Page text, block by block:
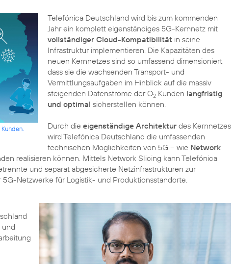
Telefónica Deutschland wird bis zum kommenden
Jahr ein komplett eigenständiges 5G-Kernnetz mit
vollständiger Cloud-Kompatibilität in seine
Infrastruktur implementieren. Die Kapazitäten des
neuen Kernnetzes sind so umfassend dimensioniert,
dass sie die wachsenden Transport- und
Vermittlungsaufgaben im Hinblick auf die massiv
steigenden Datenströme der O2Kunden langfristig
und optimal sicherstellen können.
Durch die eigenständige Architekturdes Kernnetzes
wird Telefónica Deutschland die umfassenden
technischen Möglichkeiten von 5G – wie Network
realisieren können. Mittels Network Slicing kann Telefónica
und separat abgesicherte Netzinfrastrukturen zur
Netzwerke für Logistik- und Produktionsstandorte.
und